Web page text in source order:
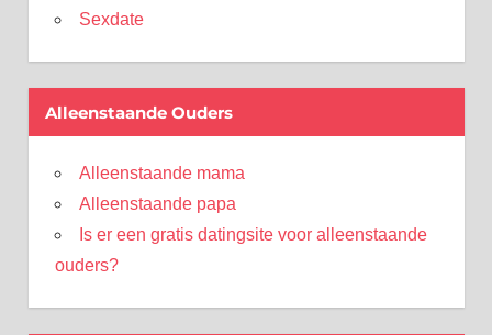
Sexdate
Alleenstaande Ouders
Alleenstaande mama
Alleenstaande papa
Is er een gratis datingsite voor alleenstaande
ouders?